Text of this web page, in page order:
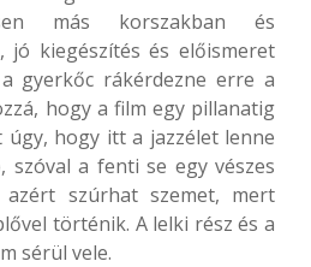
más korszakban és
jó kiegészítés és előismeret
gyerkőc rákérdezne erre a
hogy a film egy pillanatig
úgy, hogy itt a jazzélet lenne
szóval a fenti se egy vészes
azért szúrhat szemet, mert
történik. A lelki rész és a
sérül vele.